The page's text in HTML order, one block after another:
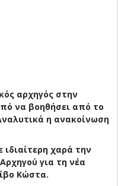
αρχηγός στην
να βοηθήσει από το
η ανακοίνωση
χαρά την
για τη νέα
Κώστα.